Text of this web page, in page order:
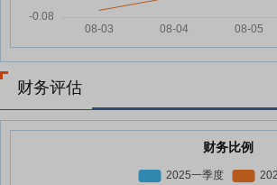
财务评估
财务比例